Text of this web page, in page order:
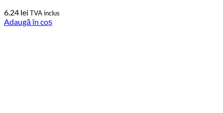
6.24 lei TVA inclus
Adaugă în coș